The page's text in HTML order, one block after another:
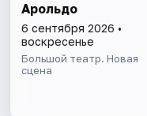
Арольдо
6 сентября 2026 •
воскресенье
Большой театр. Новая
сцена